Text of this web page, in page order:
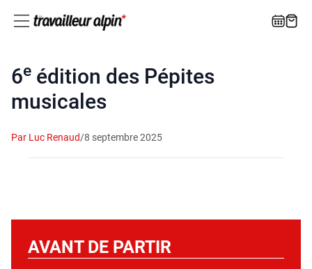
6e édition des Pépites
musicales
Par Luc Renaud/8 septembre 2025
AVANT DE PARTIR